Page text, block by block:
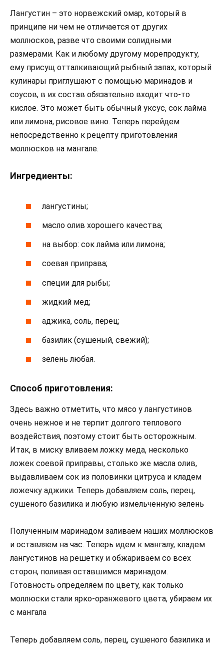
Лангустин – это норвежский омар, который в
принципе ни чем не отличается от других
моллюсков, разве что своими солидными
размерами. Как и любому другому морепродукту,
ему присущ отталкивающий рыбный запах, который
кулинары приглушают с помощью маринадов и
соусов, в их состав обязательно входит что-то
кислое. Это может быть обычный уксус, сок лайма
или лимона, рисовое вино. Теперь перейдем
непосредственно к рецепту приготовления
моллюсков на мангале.
Ингредиенты:
лангустины;
масло олив хорошего качества;
на выбор: сок лайма или лимона;
соевая приправа;
специи для рыбы;
жидкий мед;
аджика, соль, перец;
базилик (сушеный, свежий);
зелень любая.
Способ приготовления:
Здесь важно отметить, что мясо у лангустинов
очень нежное и не терпит долгого теплового
воздействия, поэтому стоит быть осторожным.
Итак, в миску вливаем ложку меда, несколько
ложек соевой приправы, столько же масла олив,
выдавливаем сок из половинки цитруса и кладем
ложечку аджики. Теперь добавляем соль, перец,
сушеного базилика и любую измельченную зелень
Полученным маринадом заливаем наших моллюсков
и оставляем на час. Теперь идем к мангалу, кладем
лангустинов на решетку и обжариваем со всех
сторон, поливая оставшимся маринадом.
Готовность определяем по цвету, как только
моллюски стали ярко-оранжевого цвета, убираем их
с мангала
Теперь добавляем соль, перец, сушеного базилика и